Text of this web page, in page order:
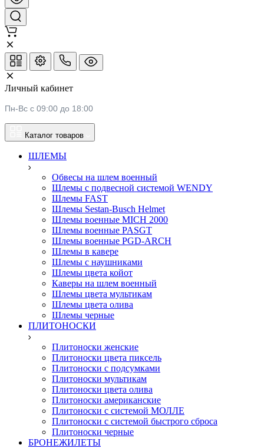
Личный кабинет
Пн-Вс с 09:00 до 18:00
Каталог товаров
ШЛЕМЫ
Обвесы на шлем военный
Шлемы c подвесной системой WENDY
Шлемы FAST
Шлемы Sestan-Busch Helmet
Шлемы военные MICH 2000
Шлемы военные PASGT
Шлемы военные PGD-ARCH
Шлемы в кавере
Шлемы с наушниками
Шлемы цвета койот
Каверы на шлем военный
Шлемы цвета мультикам
Шлемы цвета олива
Шлемы черные
ПЛИТОНОСКИ
Плитоноски женские
Плитоноски цвета пиксель
Плитоноски с подсумками
Плитоноски мультикам
Плитоноски цвета олива
Плитоноски американские
Плитоноски с системой МОЛЛЕ
Плитоноски с системой быстрого сброса
Плитоноски черные
БРОНЕЖИЛЕТЫ